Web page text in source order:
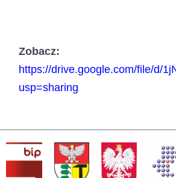
Zobacz:
https://drive.google.com/file/d/
usp=sharing